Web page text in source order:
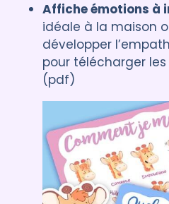
Affiche émotions à
idéale à la maison
développer
pour télécharger
(pdf)